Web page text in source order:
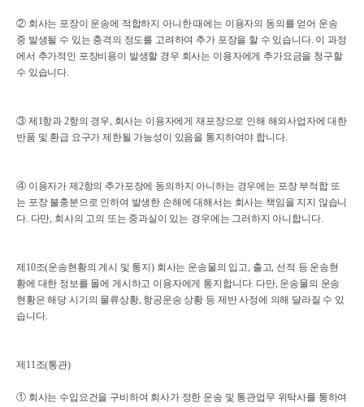
② 회사는 포장이 운송에 적합하지 아니한 때에는 이용자의 동의를 얻어 운송
중 발생될 수 있는 충격의 정도를 고려하여 추가 포장을 할 수 있습니다. 이 과정
에서 추가적인 포장비용이 발생할 경우 회사는 이용자에게 추가요금을 청구할
수 있습니다.
③ 제1항과 2항의 경우, 회사는 이용자에게 재포장으로 인해 해외사업자에 대한
반품 및 환급 요구가 제한될 가능성이 있음을 통지하여야 합니다.
④ 이용자가 제2항의 추가포장에 동의하지 아니하는 경우에는 포장 부적합 또
는 포장 불충분으로 인하여 발생한 손해에 대해서는 회사는 책임을 지지 않습니
다. 다만, 회사의 고의 또는 중과실이 있는 경우에는 그러하지 아니합니다.
제10조(운송현황의 게시 및 통지) 회사는 운송물의 입고, 출고, 선적 등 운송현
황에 대한 정보를 몰에 게시하고 이용자에게 통지합니다. 다만, 운송물의 운송
현황은 해당 시기의 물류상황, 항공운송 상황 등 제반 사정에 의해 달라질 수 있
습니다.
제11조(통관)
① 회사는 수입요건을 구비하여 회사가 정한 운송 및 통관업무 위탁사를 통하여